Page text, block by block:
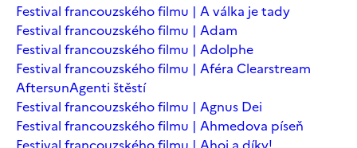
Festival francouzského filmu | A válka je tady
Festival francouzského filmu | Adam
Festival francouzského filmu | Adolphe
Festival francouzského filmu | Aféra Clearstream
AftersunAgenti štěstí
Festival francouzského filmu | Agnus Dei
Festival francouzského filmu | Ahmedova píseň